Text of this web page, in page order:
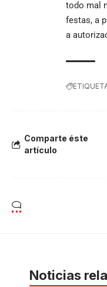
todo mal
festas, a
a
Comparte éste
artículo
Noticias